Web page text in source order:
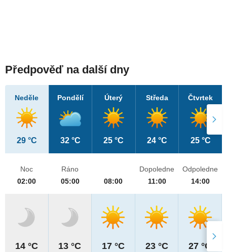
Předpověď na další dny
Neděle
29 °C
Pondělí
32 °C
Úterý
25 °C
Středa
24 °C
Čtvrtek
25 °C
Noc
02:00
14 °C
Ráno
05:00
13 °C
08:00
17 °C
Dopoledne
11:00
23 °C
Odpoledne
14:00
27 °C